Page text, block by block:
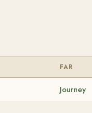
FAR
Journey